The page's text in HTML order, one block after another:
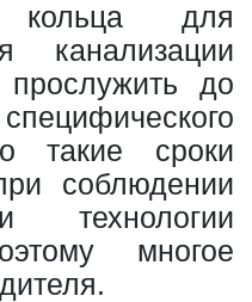
кольца для
до
такие сроки
соблюдении
многое